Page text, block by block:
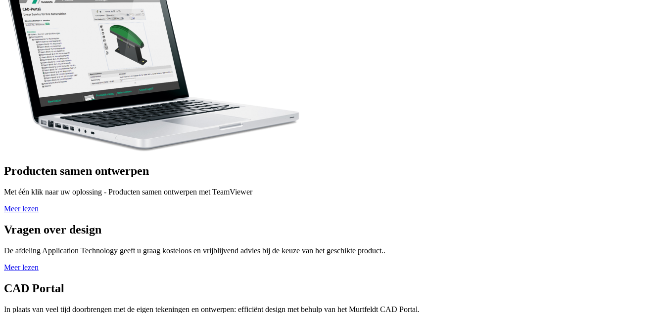
Producten samen ontwerpen
Met één klik naar uw oplossing - Producten samen ontwerpen met TeamViewer
Meer lezen
Vragen over design
De afdeling Application Technology geeft u graag kosteloos en vrijblijvend advies bij de keuze van het geschikte product..
Meer lezen
CAD Portal
In plaats van veel tijd doorbrengen met de eigen tekeningen en ontwerpen: efficiënt design met behulp van het Murtfeldt CAD Portal.